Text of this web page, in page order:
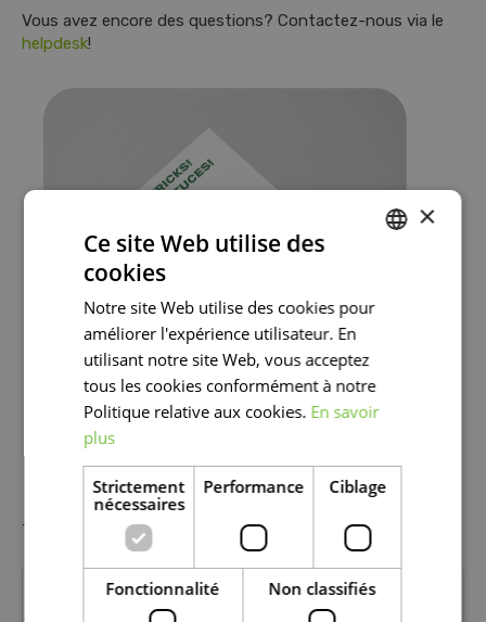
Vous avez encore des questions? Contactez-nous via le
helpdesk!
Téléchargez la brochure d'information
FRENCH
×
Ce site Web utilise des
cookies
Notre site Web utilise des cookies pour
améliorer l'expérience utilisateur. En
utilisant notre site Web, vous acceptez
tous les cookies conformément à notre
Politique relative aux cookies. En savoir
plus
Strictement
nécessaires
Performance Ciblage
Fonctionnalité Non classifiés